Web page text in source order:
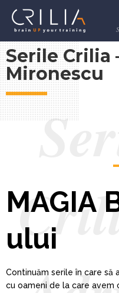
Serile Crilia
Mironescu
MAGIA
ului
Continuăm serile în care să
cu oameni de la care avem